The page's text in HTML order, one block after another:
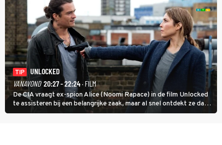
TIP
UNLOCKED
VANAVOND 20:27 - 22:24· FILM
De CIA vraagt ex-spion Alice (Noomi Rapace) in de film Unlocked
te assisteren bij een belangrijke zaak, maar al snel ontdekt ze dat
degene die haar aanstelde kwade bedoelingen heeft.